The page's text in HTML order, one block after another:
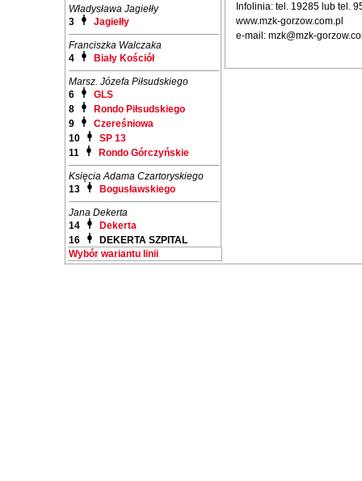
Władysława Jagiełły
3
Jagiełły
Franciszka Walczaka
4
Biały Kościół
Marsz. Józefa Piłsudskiego
6
GLS
8
Rondo Piłsudskiego
9
Czereśniowa
10
SP 13
11
Rondo Górczyńskie
Księcia Adama Czartoryskiego
13
Bogusławskiego
Jana Dekerta
14
Dekerta
16
DEKERTA SZPITAL
Wybór wariantu linii
Infolinia: tel. 19285 lub tel.
www.mzk-gorzow.com.pl
e-mail: mzk@mzk-